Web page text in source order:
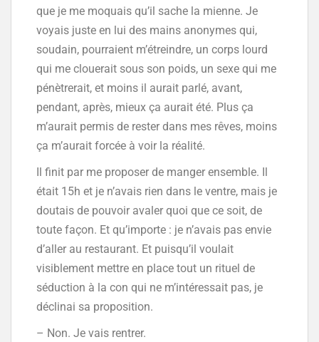
que je me moquais qu’il sache la mienne. Je
voyais juste en lui des mains anonymes qui,
soudain, pourraient m’étreindre, un corps lourd
qui me clouerait sous son poids, un sexe qui me
pénètrerait, et moins il aurait parlé, avant,
pendant, après, mieux ça aurait été. Plus ça
m’aurait permis de rester dans mes rêves, moins
ça m’aurait forcée à voir la réalité.
Il finit par me proposer de manger ensemble. Il
était 15h et je n’avais rien dans le ventre, mais je
doutais de pouvoir avaler quoi que ce soit, de
toute façon. Et qu’importe : je n’avais pas envie
d’aller au restaurant. Et puisqu’il voulait
visiblement mettre en place tout un rituel de
séduction à la con qui ne m’intéressait pas, je
déclinai sa proposition.
– Non. Je vais rentrer.